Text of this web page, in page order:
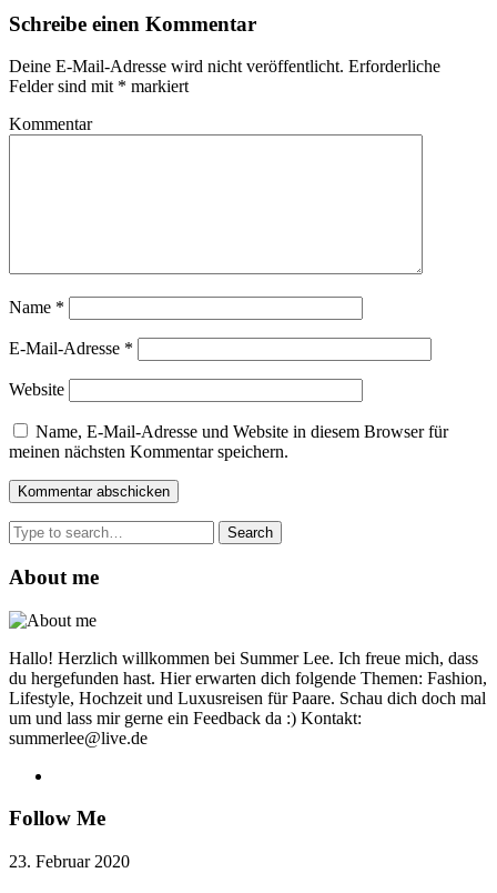
Schreibe einen Kommentar
Deine E-Mail-Adresse wird nicht veröffentlicht. Erforderliche
Felder sind mit * markiert
Kommentar
Name *
E-Mail-Adresse *
Website
Name, E-Mail-Adresse und Website in diesem Browser für
meinen nächsten Kommentar speichern.
Search
for:
About me
Hallo! Herzlich willkommen bei Summer Lee. Ich freue mich, dass
du hergefunden hast. Hier erwarten dich folgende Themen: Fashion,
Lifestyle, Hochzeit und Luxusreisen für Paare. Schau dich doch mal
um und lass mir gerne ein Feedback da :) Kontakt:
summerlee@live.de
Follow Me
23. Februar 2020